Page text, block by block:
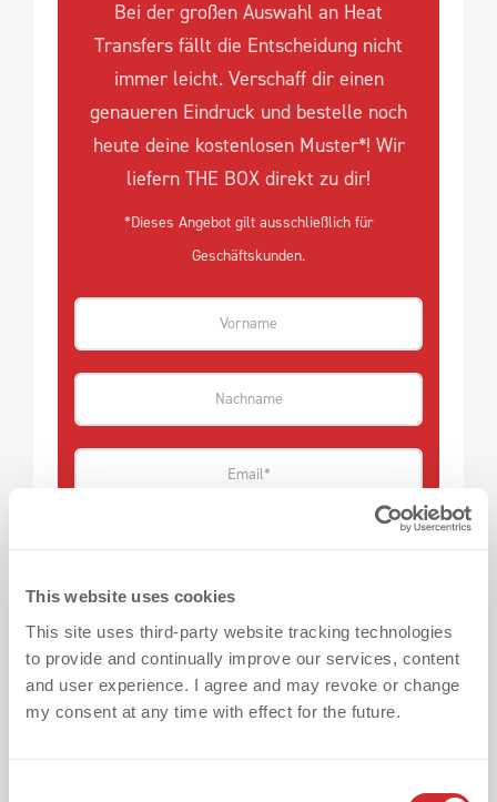
This website uses cookies
This site uses third-party website tracking technologies
to provide and continually improve our services, content
and user experience. I agree and may revoke or change
my consent at any time with effect for the future.
Bei der großen Auswahl an Heat
Transfers fällt die Entscheidung nicht
immer leicht. Verschaff dir einen
genaueren Eindruck und bestelle noch
heute deine kostenlosen Muster*! Wir
liefern THE BOX direkt zu dir!
*Dieses Angebot gilt ausschließlich für
Geschäftskunden.
Deine größte Herausforderung bei der
Textilveredelung?